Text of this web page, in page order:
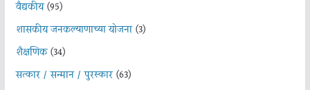
वैद्यकीय(95)
शासकीय जनकल्याणाच्या योजना(3)
शैक्षणिक(34)
सत्कार / सन्मान / पुरस्कार(63)